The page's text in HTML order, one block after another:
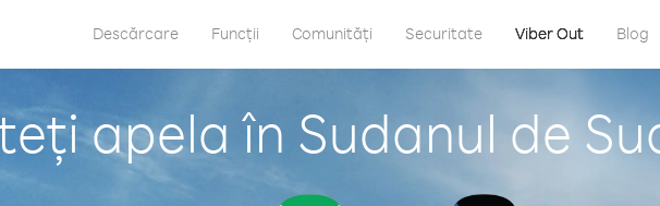
Descărcare Funcții Comunități Securitate Viber Out Blog
apela în Sudanul de